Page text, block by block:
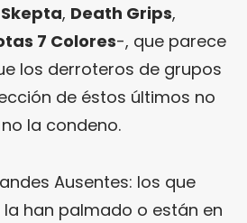
Skepta, Death Grips,
7 Colores-, que parece
los derroteros de grupos
de éstos últimos no
la condeno.
Ausentes: los que
han palmado o están en